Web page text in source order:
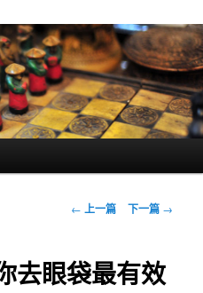
文
航
← 上一篇 下一篇 →
去眼袋最有效